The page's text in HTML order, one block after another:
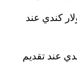
الرئيسي 550 دولار كندي عند
كندي عند تقديم